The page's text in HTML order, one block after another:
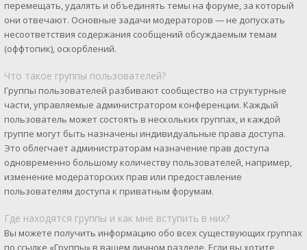
перемещать, удалять и объединять темы на форуме, за который
они отвечают. Основные задачи модераторов — не допускать
несоответствия содержания сообщений обсуждаемым темам
(оффтопик), оскорблений.
Что такое группы пользователей?
Группы пользователей разбивают сообщество на структурные
части, управляемые администратором конференции. Каждый
пользователь может состоять в нескольких группах, и каждой
группе могут быть назначены индивидуальные права доступа.
Это облегчает администраторам назначение прав доступа
одновременно большому количеству пользователей, например,
изменение модераторских прав или предоставление
пользователям доступа к приватным форумам.
Где находятся группы и как мне вступить в них?
Вы можете получить информацию обо всех существующих группах
по ссылке «Группы» в вашем личном разделе. Если вы хотите